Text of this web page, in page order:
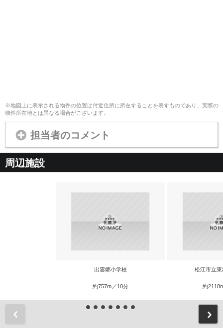
※地図上に表示される物件の位置は付近住所に所在することを表すものであり、実際の
物件所在地とは異なる場合がございます。
担当者のコメント
周辺施設
出雲郷小学校
約757m／10分
松江市立
約